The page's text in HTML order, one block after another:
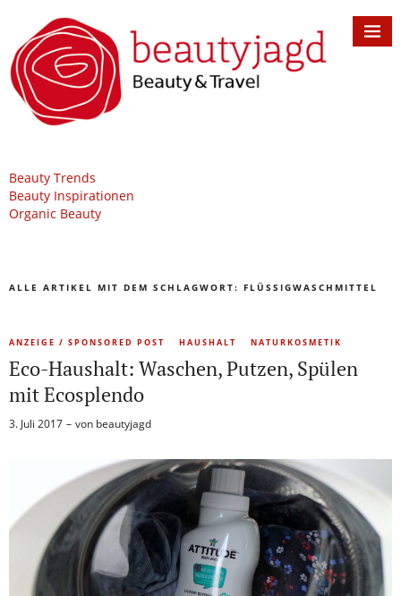
Beauty Trends
Beauty Inspirationen
Organic Beauty
ALLE ARTIKEL MIT DEM SCHLAGWORT: FLÜSSIGWASCHMITTEL
ANZEIGE / SPONSORED POST HAUSHALT NATURKOSMETIK
Eco-Haushalt: Waschen, Putzen, Spülen
mit Ecosplendo
3. Juli 2017 von beautyjagd